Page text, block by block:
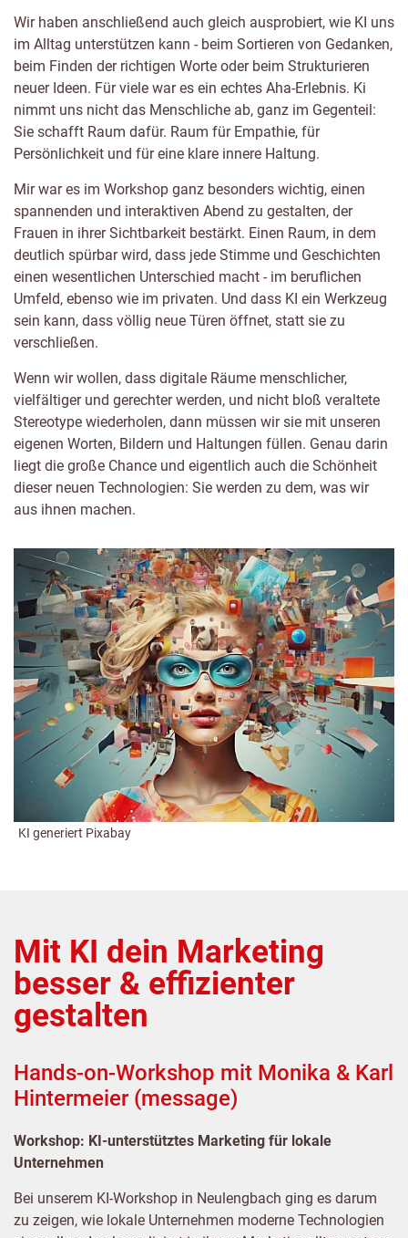
Wir haben anschließend auch gleich ausprobiert, wie KI uns
im Alltag unterstützen kann - beim Sortieren von Gedanken,
beim Finden der richtigen Worte oder beim Strukturieren
neuer Ideen. Für viele war es ein echtes Aha-Erlebnis. Ki
nimmt uns nicht das Menschliche ab, ganz im Gegenteil:
Sie schafft Raum dafür. Raum für Empathie, für
Persönlichkeit und für eine klare innere Haltung.
Mir war es im Workshop ganz besonders wichtig, einen
spannenden und interaktiven Abend zu gestalten, der
Frauen in ihrer Sichtbarkeit bestärkt. Einen Raum, in dem
deutlich spürbar wird, dass jede Stimme und Geschichten
einen wesentlichen Unterschied macht - im beruflichen
Umfeld, ebenso wie im privaten. Und dass KI ein Werkzeug
sein kann, dass völlig neue Türen öffnet, statt sie zu
verschließen.
Wenn wir wollen, dass digitale Räume menschlicher,
vielfältiger und gerechter werden, und nicht bloß veraltete
Stereotype wiederholen, dann müssen wir sie mit unseren
eigenen Worten, Bildern und Haltungen füllen. Genau darin
liegt die große Chance und eigentlich auch die Schönheit
dieser neuen Technologien: Sie werden zu dem, was wir
aus ihnen machen.
KI generiert Pixabay
Mit KI dein Marketing
besser & effizienter
gestalten
Hands-on-Workshop mit Monika & Karl
Hintermeier (message)
Workshop: KI-unterstütztes Marketing für lokale
Unternehmen
Bei unserem KI-Workshop in Neulengbach ging es darum
zu zeigen, wie lokale Unternehmen moderne Technologien